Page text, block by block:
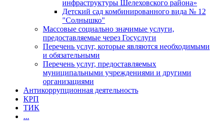
инфраструктуры Шелеховского района»
Детский сад комбинированного вида № 12
"Солнышко"
Массовые социально значимые услуги,
предоставляемые через Госуслуги
Перечень услуг, которые являются необходимыми
и обязательными
Перечень услуг, предоставляемых
муниципальными учреждениями и другими
организациями
Антикоррупционная деятельность
КРП
ТИК
...